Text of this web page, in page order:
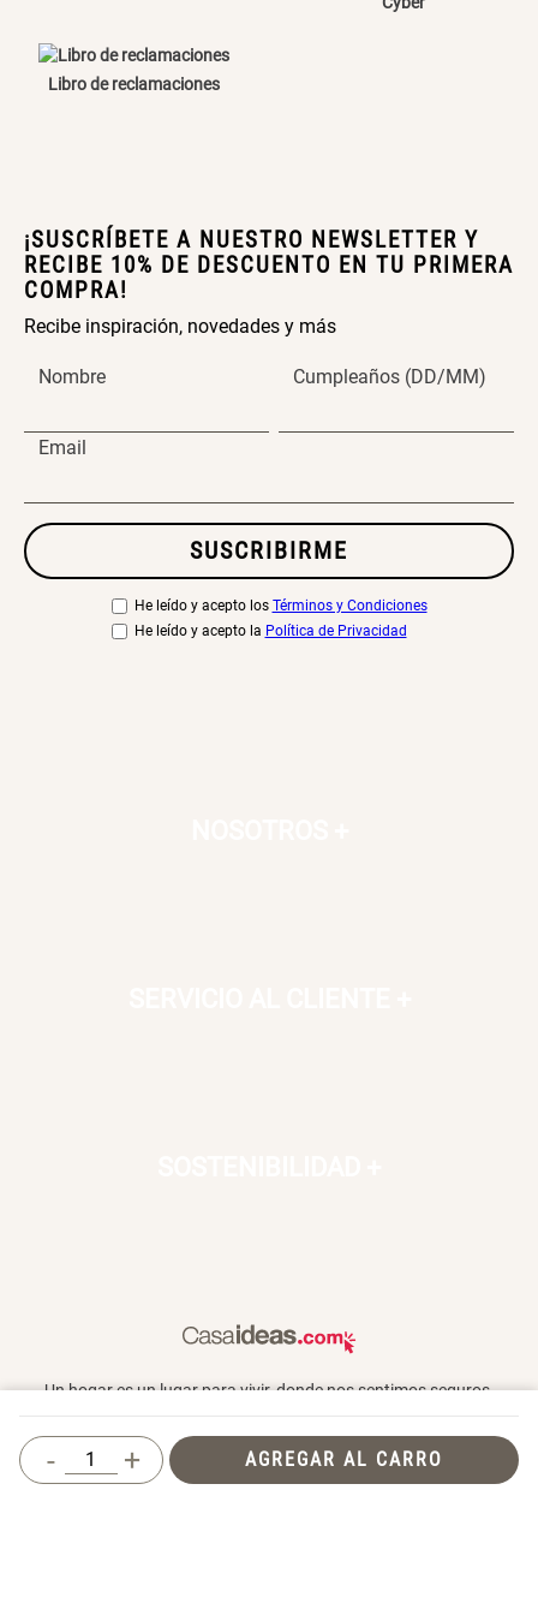
+
- AGREGAR AL CARRO
Libro de reclamaciones
¡SUSCRÍBETE A NUESTRO NEWSLETTER Y
RECIBE 10% DE DESCUENTO EN TU PRIMERA
COMPRA!
Recibe inspiración, novedades y más
Nombre Cumpleaños (DD/MM)
Email
SUSCRIBIRME
He leído y acepto los Términos y Condiciones
He leído y acepto la Política de Privacidad
Un hogar es un lugar para vivir, donde nos sentimos seguros,
encontrarás artículos de diseño, para vivir día a día en un espacio
que te haga feliz.